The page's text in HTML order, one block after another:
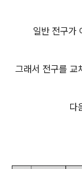
일반 전구가
그래서 전구를 교
다